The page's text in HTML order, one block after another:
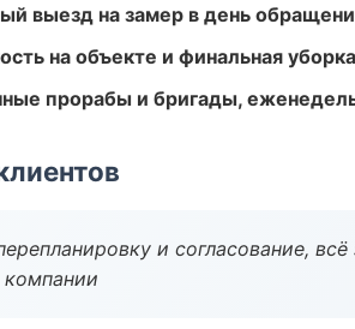
выезд на замер в день
на объекте и финальная уборка
прорабы и бригады,
и согласование,